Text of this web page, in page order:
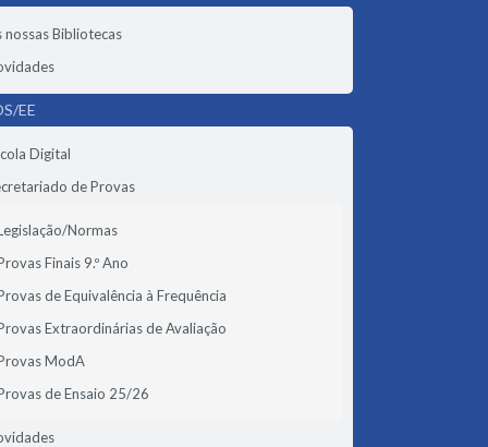
nossas Bibliotecas
EE
Digital
de Provas
Normas
Finais 9.º Ano
de Equivalência à Frequência
Extraordinárias de Avaliação
ModA
de Ensaio 25/26